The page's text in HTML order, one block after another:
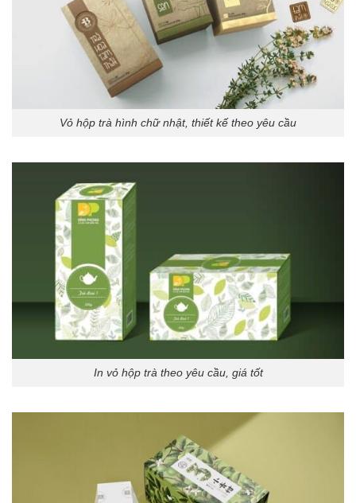
Vỏ hộp trà hình chữ nhật, thiết kế theo yêu cầu
In vỏ hộp trà theo yêu cầu, giá tốt